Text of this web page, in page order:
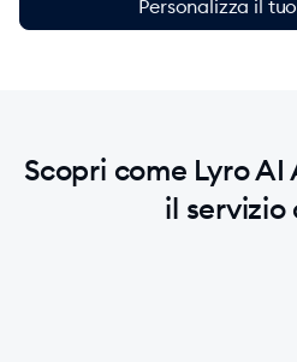
Personalizza il
Scopri come Lyro
il servizio